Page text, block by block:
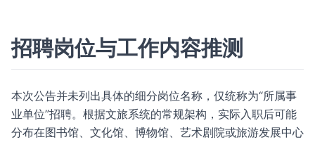
招聘岗位与工作内容推测
本次公告并未列出具体的细分岗位名称，仅统称为“所属事
业单位”招聘。根据文旅系统的常规架构，实际入职后可能
分布在图书馆、文化馆、博物馆、艺术剧院或旅游发展中心